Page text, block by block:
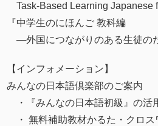
Task-Based Learning Japanese
『中学生のにほんご 教科編
―外国につながりのある生徒の
【インフォメーション】
みんなの日本語倶楽部のご案内
・『みんなの日本語初級』の活
・ 無料補助教材かるた・クロス